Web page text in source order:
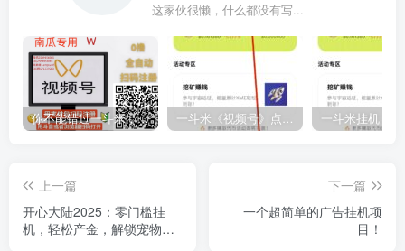
这家伙很懒，什么都没有写...
你不能错过一斗米，稳定的项目！ 一斗米《视频号》点赞赚钱，马上大爆发
上一篇
开心大陆2025：零门槛挂
机，轻松产金，解锁宠物，
下一篇
一个超简单的广告挂机项
目！